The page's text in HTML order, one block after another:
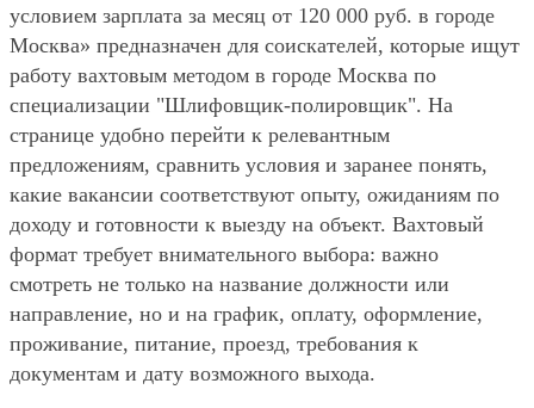
условием зарплата за месяц от 120 000 руб. в городе
Москва» предназначен для соискателей, которые ищут
работу вахтовым методом в городе Москва по
специализации "Шлифовщик-полировщик". На
странице удобно перейти к релевантным
предложениям, сравнить условия и заранее понять,
какие вакансии соответствуют опыту, ожиданиям по
доходу и готовности к выезду на объект. Вахтовый
формат требует внимательного выбора: важно
смотреть не только на название должности или
направление, но и на график, оплату, оформление,
проживание, питание, проезд, требования к
документам и дату возможного выхода.